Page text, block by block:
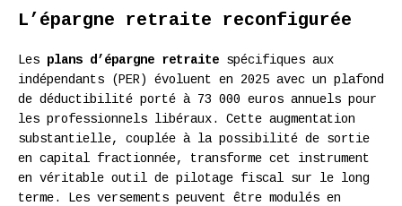
L’épargne retraite reconfigurée
Les plans d’épargne retraite spécifiques aux
indépendants (PER) évoluent en 2025 avec un plafond
de déductibilité porté à 73 000 euros annuels pour
les professionnels libéraux. Cette augmentation
substantielle, couplée à la possibilité de sortie
en capital fractionnée, transforme cet instrument
en véritable outil de pilotage fiscal sur le long
terme. Les versements peuvent être modulés en